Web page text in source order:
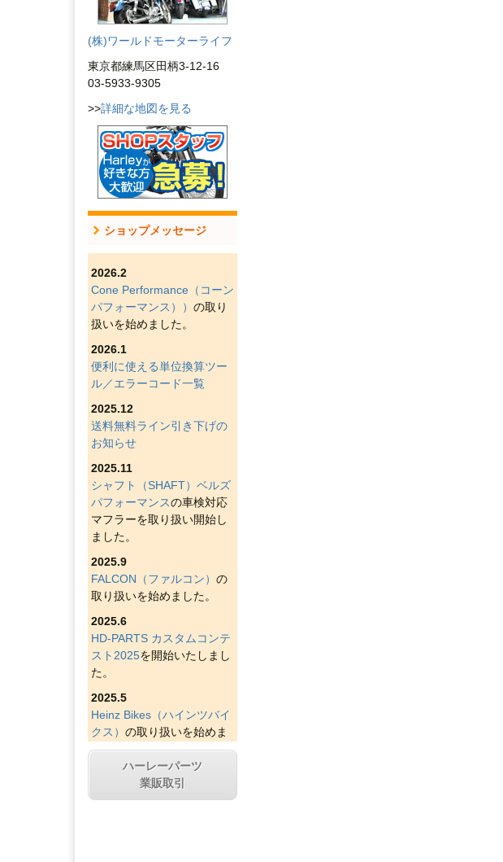
(株)ワールドモーターライフ
東京都練馬区田柄3-12-16
03-5933-9305
>>詳細な地図を見る
ショップメッセージ
2026.2
Cone Performance（コーン
パフォーマンス）） の取り
扱いを始めました。
2026.1
便利に使える単位換算ツー
ル／エラーコード一覧
2025.12
送料無料ライン引き下げの
お知らせ
2025.11
シャフト（SHAFT）ベルズ
パフォーマンスの車検対応
マフラーを取り扱い開始し
ました。
2025.9
FALCON（ファルコン） の
取り扱いを始めました。
2025.6
HD-PARTS カスタムコンテ
スト2025を開始いたしまし
た。
2025.5
Heinz Bikes（ハインツバイ
クス） の取り扱いを始めま
した。
2025.4
Figurati Designs（フィグラ
ハーレーパーツ
業販取引